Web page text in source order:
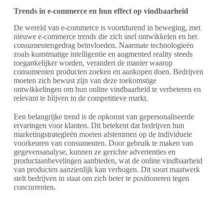
Trends in e-commerce en hun effect op vindbaarheid
De wereld van e-commerce is voortdurend in beweging, met
nieuwe e-commerce trends die zich snel ontwikkelen en het
consumentengedrag beïnvloeden. Naarmate technologieën
zoals kunstmatige intelligentie en augmented reality steeds
toegankelijker worden, verandert de manier waarop
consumenten producten zoeken en aankopen doen. Bedrijven
moeten zich bewust zijn van deze toekomstige
ontwikkelingen om hun online vindbaarheid te verbeteren en
relevant te blijven in de competitieve markt.
Een belangrijke trend is de opkomst van gepersonaliseerde
ervaringen voor klanten. Dit betekent dat bedrijven hun
marketingstrategieën moeten afstemmen op de individuele
voorkeuren van consumenten. Door gebruik te maken van
gegevensanalyse, kunnen ze gerichte advertenties en
productaanbevelingen aanbieden, wat de online vindbaarheid
van producten aanzienlijk kan verhogen. Dit soort maatwerk
stelt bedrijven in staat om zich beter te positioneren tegen
concurrenten.